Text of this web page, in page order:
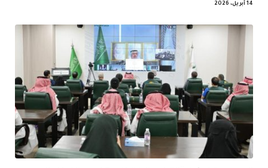
14 أبريل، 2026